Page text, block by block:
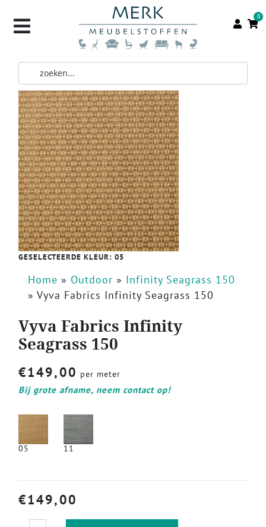
0
GESELECTEERDE KLEUR: 05
Home » Outdoor » Infinity Seagrass 150
» Vyva Fabrics Infinity Seagrass 150
Vyva Fabrics Infinity
Seagrass 150
€149,00 per meter
Bij grote afname, neem contact op!
05 11
€149,00